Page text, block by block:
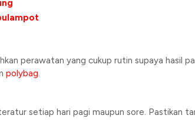
perawatan yang cukup rutin supaya hasil
polybag.
setiap hari pagi maupun sore. Pastikan